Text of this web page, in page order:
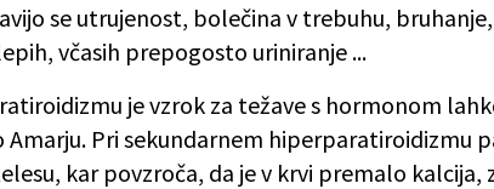
se utrujenost, bolečina v trebuhu,
včasih prepogosto uriniranje ...
je vzrok za težave s hormonom
Pri sekundarnem hiperparatiroidizmu
kar povzroča, da je v krvi premalo kalcija,